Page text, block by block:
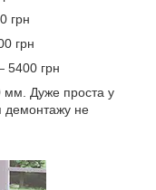
грн
грн
5400 грн
мм. Дуже проста у
демонтажу не